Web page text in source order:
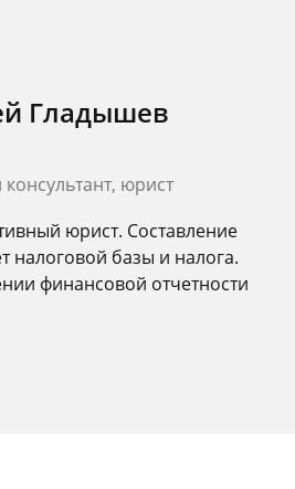
Гладышев
юрист
юрист. Составление
налоговой базы и налога.
финансовой отчетности